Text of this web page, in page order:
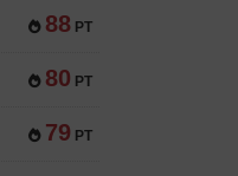
88 PT
80 PT
79 PT